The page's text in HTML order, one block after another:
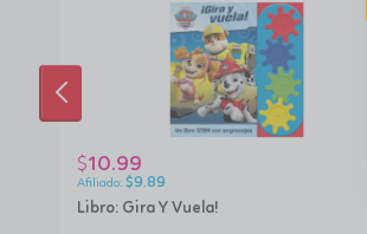
Libro: Gira Y Vuela!
$10.99
$9.89
ANTERIOR